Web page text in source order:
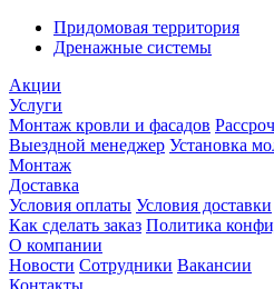
Придомовая территория
Дренажные системы
Акции
Услуги
Монтаж кровли и фасадов
Выездной менеджер Установка
Монтаж
Доставка
Условия оплаты Условия доставки
Как сделать заказ Политика
О компании
Новости Сотрудники Вакансии
Контакты